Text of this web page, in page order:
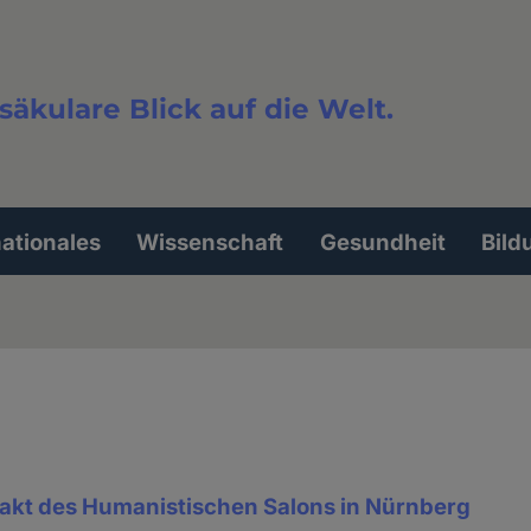
Blick auf die Welt.
Wissenschaft Gesundheit
des Humanistischen Salons in Nürnberg